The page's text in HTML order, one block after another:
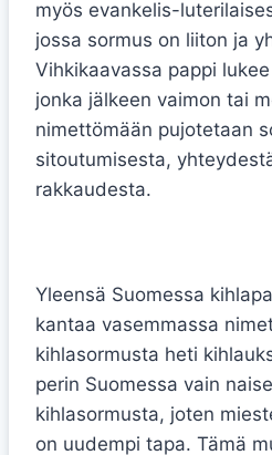
myös evankelis-
jossa sormus on liiton ja
Vihkikaavassa pappi
jonka jälkeen vaimon tai
nimettömään pujotetaan
sitoutumisesta,
rakkaudesta.
Yleensä Suomessa
kantaa vasemmassa
kihlasormusta heti
perin Suomessa vain
kihlasormusta, joten
on uudempi tapa. Tämä